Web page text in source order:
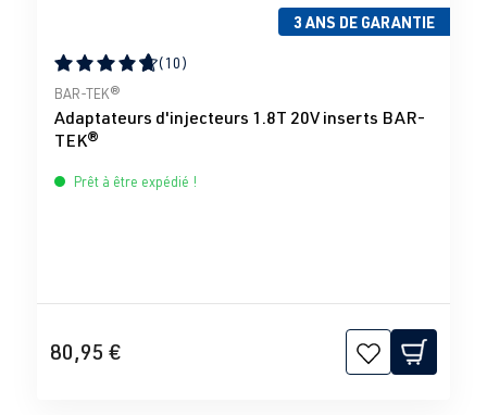
3 ANS DE GARANTIE
Note moyenne de 4.83 sur 5 étoiles
(10)
BAR-TEK®
Adaptateurs d'injecteurs 1.8T 20V inserts BAR-
TEK®
Prêt à être expédié !
80,95 €